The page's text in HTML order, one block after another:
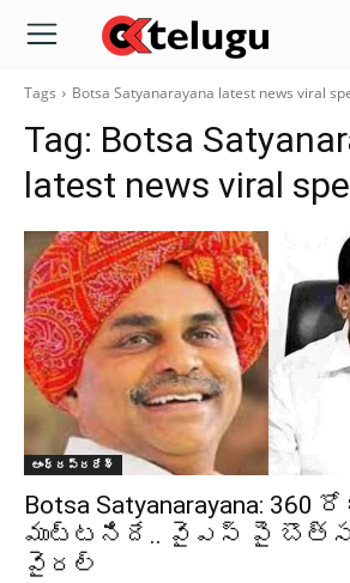
Tags Botsa Satyanarayana latest news viral
Tag: Botsa
latest news viral
ఆంధ్రప్రదేశ్‌
Botsa Satyanarayana: 360
ముట్టనిదే.. వైఎస్ పై
వైరల్